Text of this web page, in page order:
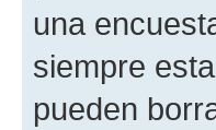
una
siempre
pueden